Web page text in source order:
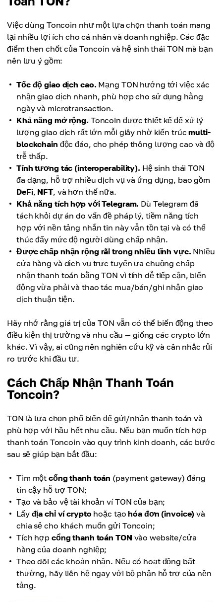
Việc dùng Toncoin như một lựa chọn thanh toán mang
lại nhiều lợi ích cho cá nhân và doanh nghiệp. Các đặc
điểm then chốt của Toncoin và hệ sinh thái TON mà bạn
nên lưu ý gồm:
Tốc độ giao dịch cao. Mạng TON hướng tới việc xác
nhận giao dịch nhanh, phù hợp cho sử dụng hằng
ngày và microtransaction.
Khả năng mở rộng. Toncoin được thiết kế để xử lý
lượng giao dịch rất lớn mỗi giây nhờ kiến trúcmulti-
blockchain độc đáo, cho phép thông lượng cao và độ
trễ thấp.
Tính tương tác (interoperability). Hệ sinh thái TON
đa dạng, hỗ trợ nhiều dịch vụ và ứng dụng, bao gồm
DeFi, NFT, và hơn thế nữa.
Khả năng tích hợp với Telegram. Dù Telegram đã
tách khỏi dự án do vấn đề pháp lý, tiềm năng tích
hợp với nền tảng nhắn tin này vẫn tồn tại và có thể
thúc đẩy mức độ người dùng chấp nhận.
Được chấp nhận rộng rãi trong nhiều lĩnh vực. Nhiều
cửa hàng và dịch vụ trực tuyến ưa chuộng chấp
nhận thanh toán bằng TON vì tính dễ tiếp cận, biến
động vừa phải và thao tác mua/bán/ghi nhận giao
dịch thuận tiện.
Hãy nhớ rằng giá trị của TON vẫn có thể biến động theo
điều kiện thị trường và nhu cầu — giống các crypto lớn
khác. Vì vậy, ai cũng nên nghiên cứu kỹ và cân nhắc rủi
ro trước khi đầu tư.
Cách Chấp Nhận Thanh Toán
Toncoin?
TON là lựa chọn phổ biến để gửi/nhận thanh toán và
phù hợp với hầu hết nhu cầu. Nếu bạn muốn tích hợp
thanh toán Toncoin vào quy trình kinh doanh, các bước
sau sẽ giúp bạn bắt đầu:
Tìm mộtcổng thanh toán (payment gateway) đáng
tin cậy hỗ trợ TON;
Tạo và bảo vệ tài khoản ví TON của bạn;
Lấy địa chỉ ví cryptohoặc tạohóa đơn (invoice) và
chia sẻ cho khách muốn gửi Toncoin;
Tích hợp cổng thanh toán TON vào website/cửa
hàng của doanh nghiệp;
Theo dõi các khoản nhận. Nếu có hoạt động bất
thường, hãy liên hệ ngay với bộ phận hỗ trợ của nền
tảng.